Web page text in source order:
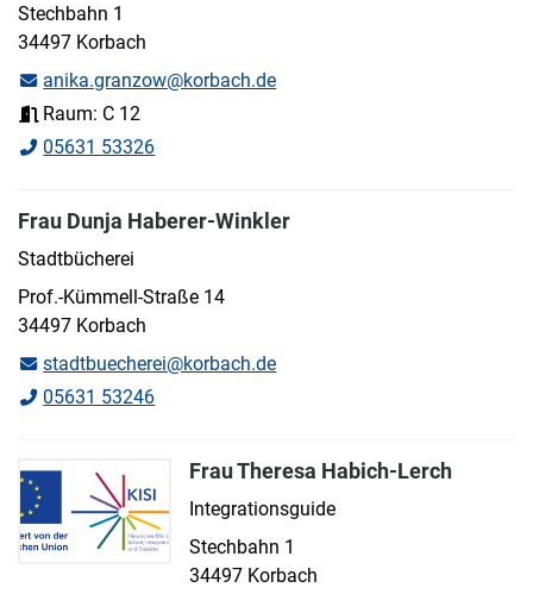
Stechbahn 1
34497 Korbach
anika.granzow@korbach.de
Raum: C 12
05631 53326
Frau Dunja Haberer-Winkler
Stadtbücherei
Prof.-Kümmell-Straße 14
34497 Korbach
stadtbuecherei@korbach.de
05631 53246
Frau Theresa Habich-Lerch
Integrationsguide
Stechbahn 1
34497 Korbach